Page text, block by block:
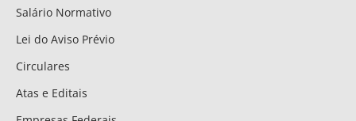
Salário Normativo
Lei do Aviso Prévio
Circulares
Atas e Editais